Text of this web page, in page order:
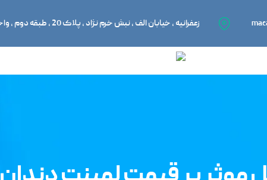
زعفرانیه ، خیابان الف ، نبش خرم نژاد ، پلاک 20 ، طبقه دوم ، واحد 201